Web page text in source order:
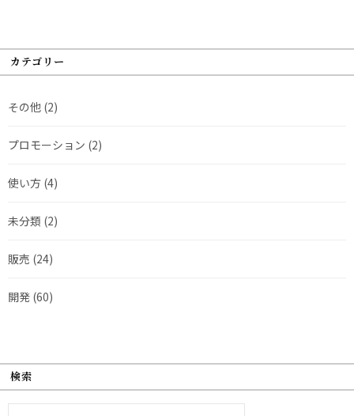
カテゴリー
その他 (2)
プロモーション (2)
使い方 (4)
未分類 (2)
販売 (24)
開発 (60)
検索